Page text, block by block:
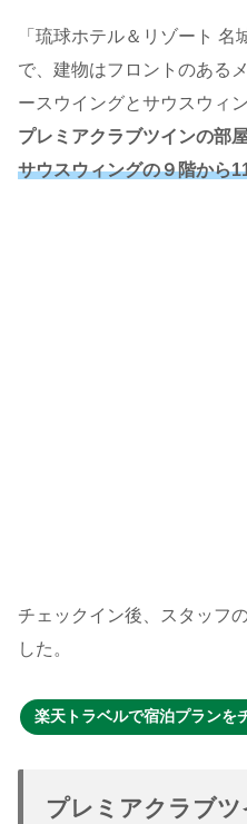
「琉球ホテル＆リゾート
で、建物はフロントのある
ースウイングとサウスウィ
プレミアクラブツインの部
サウスウィングの９階から
チェックイン後、スタッフ
した。
楽天トラベルで宿泊プランを
プレミアクラブ